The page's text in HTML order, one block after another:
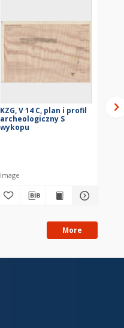
KZG, V 14 C, plan i profil
archeologiczny S
wykopu
Image
More